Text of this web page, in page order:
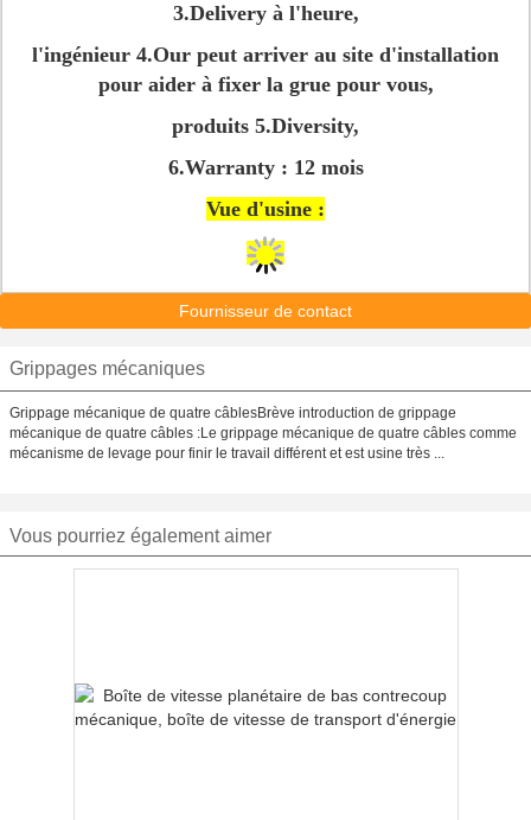
3.Delivery à l'heure,
l'ingénieur 4.Our peut arriver au site d'installation
pour aider à fixer la grue pour vous,
produits 5.Diversity,
6.Warranty : 12 mois
Vue d'usine :
Fournisseur de contact
Grippages mécaniques
Grippage mécanique de quatre câblesBrève introduction de grippage
mécanique de quatre câbles :Le grippage mécanique de quatre câbles comme
mécanisme de levage pour finir le travail différent et est usine très ...
Vous pourriez également aimer